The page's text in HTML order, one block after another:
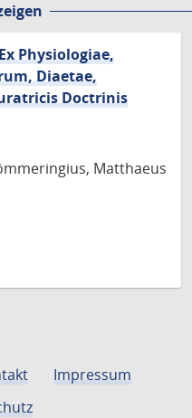
Physiologiae,
Diaetae,
Doctrinis
Matthaeus
Impressum